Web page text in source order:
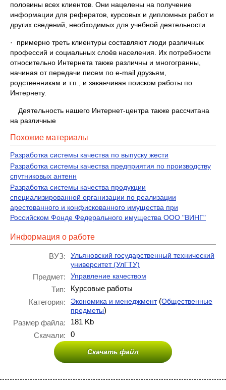
половины всех клиентов. Они нацелены на получение
информации для рефератов, курсовых и дипломных работ и
других сведений, необходимых для учебной деятельности.
· примерно треть клиентуры составляют люди различных
профессий и социальных слоёв населения. Их потребности
относительно Интернета также различны и многогранны,
начиная от передачи писем по e-mail друзьям,
родственникам и т.п., и заканчивая поиском работы по
Интернету.
Деятельность нашего Интернет-центра также рассчитана
на различные
Похожие материалы
Разработка системы качества по выпуску жести
Разработка системы качества предприятия по производству
спутниковых антенн
Разработка системы качества продукции
специализированной организации по реализации
арестованного и конфискованного имущества при
Российском Фонде Федерального имущества ООО "ВИНГ"
Информация о работе
ВУЗ:
Ульяновский государственный технический
университет (УлГТУ)
Предмет: Управление качеством
Тип:
Курсовые работы
Категория:
Экономика и менеджмент(Общественные
предметы)
Размер файла:
181 Kb
Скачали:
0
Скачать файл